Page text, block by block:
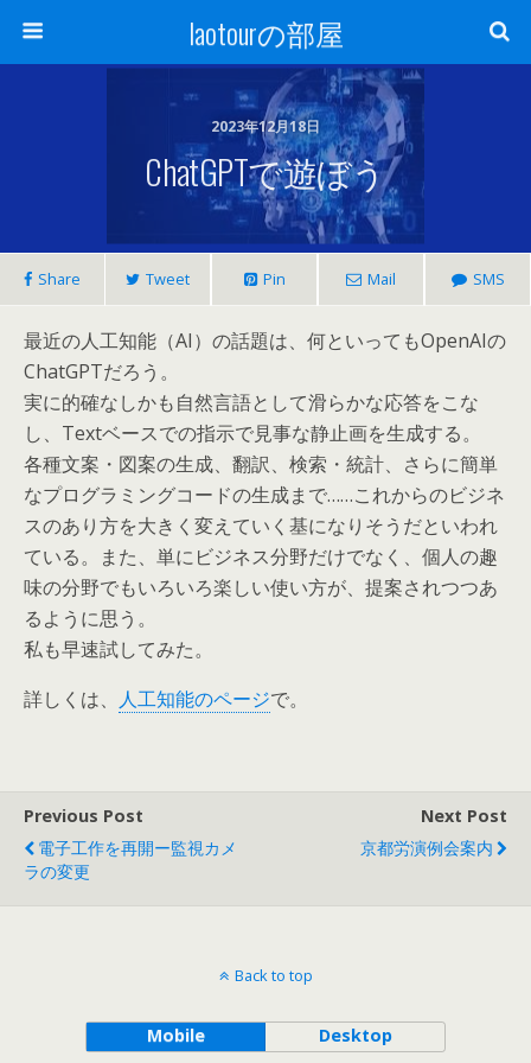
laotourの部屋
2023年12月18日
ChatGPTで遊ぼう
Share Tweet Pin Mail SMS
最近の人工知能（AI）の話題は、何といってもOpenAIの
ChatGPTだろう。
実に的確なしかも自然言語として滑らかな応答をこな
し、Textベースでの指示で見事な静止画を生成する。
各種文案・図案の生成、翻訳、検索・統計、さらに簡単
なプログラミングコードの生成まで……これからのビジネ
スのあり方を大きく変えていく基になりそうだといわれ
ている。また、単にビジネス分野だけでなく、個人の趣
味の分野でもいろいろ楽しい使い方が、提案されつつあ
るように思う。
私も早速試してみた。
詳しくは、 人工知能のページで。
Previous Post
電子工作を再開ー監視カメ
ラの変更
Next Post
京都労演例会案内
Back to top
Mobile Desktop